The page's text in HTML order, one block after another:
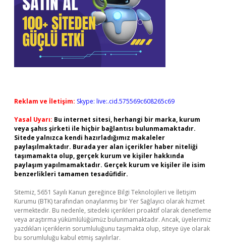
Reklam ve İletişim: Skype: live:.cid.575569c608265c69
Yasal Uyarı: Bu internet sitesi, herhangi bir marka, kurum
veya şahıs şirketi ile hiçbir bağlantısı bulunmamaktadır.
Sitede yalnızca kendi hazırladığımız makaleler
paylaşılmaktadır. Burada yer alan içerikler haber niteliği
taşımamakta olup, gerçek kurum ve kişiler hakkında
paylaşım yapılmamaktadır. Gerçek kurum ve kişiler ile isim
benzerlikleri tamamen tesadüfidir.
Sitemiz, 5651 Sayılı Kanun gereğince Bilgi Teknolojileri ve İletişim
Kurumu (BTK) tarafından onaylanmış bir Yer Sağlayıcı olarak hizmet
vermektedir. Bu nedenle, sitedeki içerikleri proaktif olarak denetleme
veya araştırma yükümlülüğümüz bulunmamaktadır. Ancak, üyelerimiz
yazdıkları içeriklerin sorumluluğunu taşımakta olup, siteye üye olarak
bu sorumluluğu kabul etmiş sayılırlar.